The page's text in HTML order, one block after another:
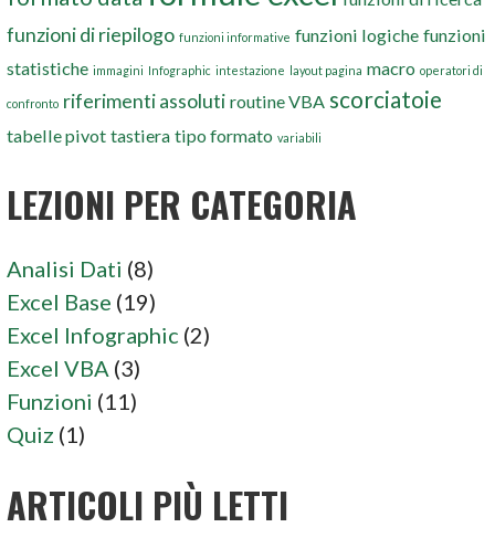
funzioni di riepilogo funzioni informative funzioni logiche funzioni
statistiche immagini Infographic intestazione layout pagina macro operatori di
confronto riferimenti assoluti routine VBA scorciatoie
tabelle pivot tastiera tipo formato variabili
LEZIONI PER CATEGORIA
Analisi Dati (8)
Excel Base (19)
Excel Infographic (2)
Excel VBA (3)
Funzioni (11)
Quiz (1)
ARTICOLI PIÙ LETTI